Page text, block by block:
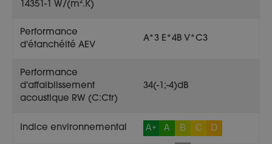
14351-1 W/(m².K)
Performance
d'étanchéité AEV
A*3 E*4B V*C3
Performance
d'affaiblissement
acoustique RW (C:Ctr)
34(-1;-4)dB
Indice environnemental A+ A B C D